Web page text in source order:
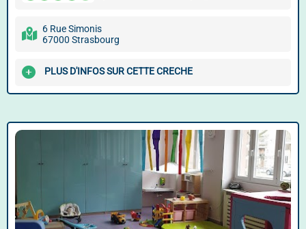
6 Rue Simonis
67000 Strasbourg
PLUS D'INFOS SUR CETTE CRECHE